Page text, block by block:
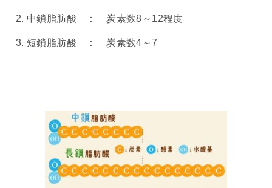
中鎖脂肪酸 ： 炭素数8～12程度
短鎖脂肪酸 ： 炭素数4～7